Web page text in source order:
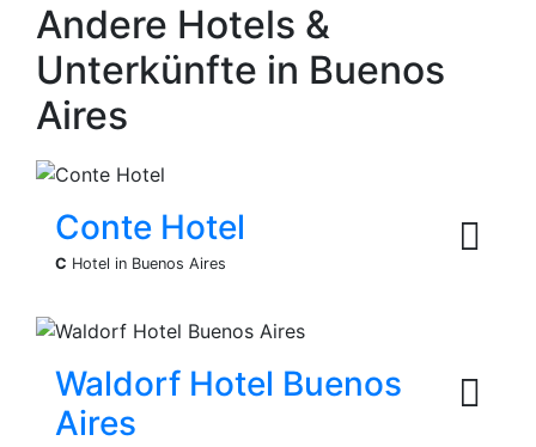
Andere Hotels &
Unterkünfte in Buenos
Aires
Conte Hotel
C Hotel in Buenos Aires
Waldorf Hotel Buenos
Aires